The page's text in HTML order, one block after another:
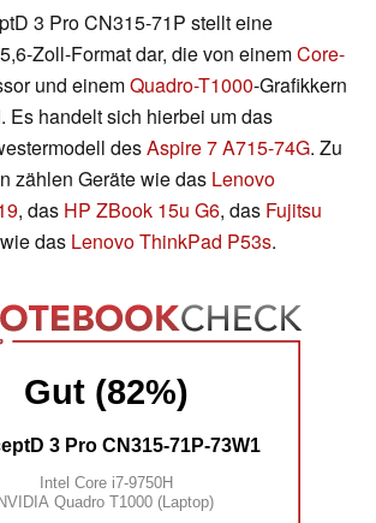
3 Pro CN315-71P stellt eine
Zoll-Format dar, die von einemCore-
und einemQuadro-T1000-Grafikkern
Es handelt sich hierbei um das
desAspire 7 A715-74G. Zu
zählen Geräte wie das Lenovo
, das HP ZBook 15u G6, das Fujitsu
das Lenovo ThinkPad P53s.
Gut (82%)
3 Pro CN315-71P-73W1
Intel Core i7-9750H
Quadro T1000 (Laptop)